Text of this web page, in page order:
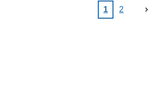
1 2